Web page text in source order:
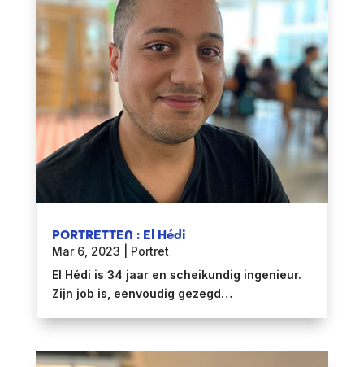
PORTRETTEN : El Hédi
Mar 6, 2023
Portret
El Hédi is 34 jaar en scheikundig ingenieur.
Zijn job is, eenvoudig gezegd…